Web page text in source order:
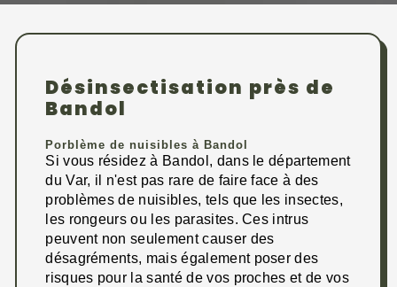
Désinsectisation près de
Bandol
Porblème de nuisibles à Bandol
Si vous résidez à Bandol, dans le département
du Var, il n'est pas rare de faire face à des
problèmes de nuisibles, tels que les insectes,
les rongeurs ou les parasites. Ces intrus
peuvent non seulement causer des
désagréments, mais également poser des
risques pour la santé de vos proches et de vos